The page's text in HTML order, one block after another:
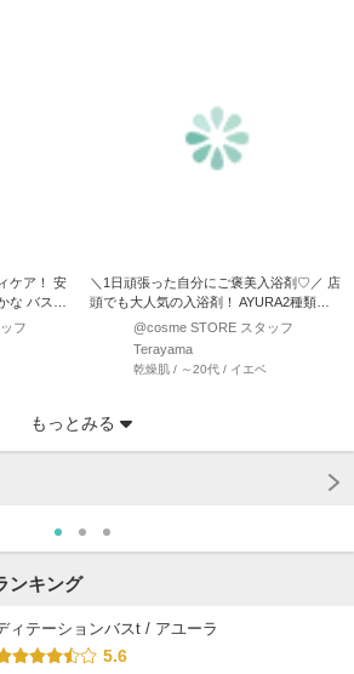
ア！ 安
な バスタ
フ
＼1日頑張った自分にご褒美入浴剤♡／ 店
頭でも大人気の入浴剤！ AYURA2種類の
入浴剤を…@cosme STORE スタッフ
Terayama
乾燥肌 / ～20代 / イエベ
もっとみる
ンキング
ィテーションバスt / アユーラ
5.6